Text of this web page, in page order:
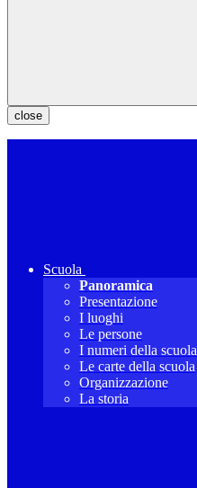
close
Scuola
Panoramica
Presentazione
I luoghi
Le persone
I numeri della scuola
Le carte della scuola
Organizzazione
La storia